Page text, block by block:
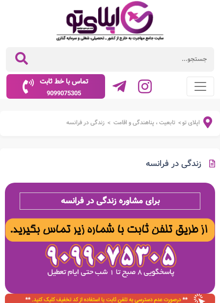
تماس با خط ثابت
9099075305
اپلای تو> تابعیت ، پناهندگی و اقامت > زندگی در فرانسه
زندگی در فرانسه
برای مشاوره زندگی در فرانسه